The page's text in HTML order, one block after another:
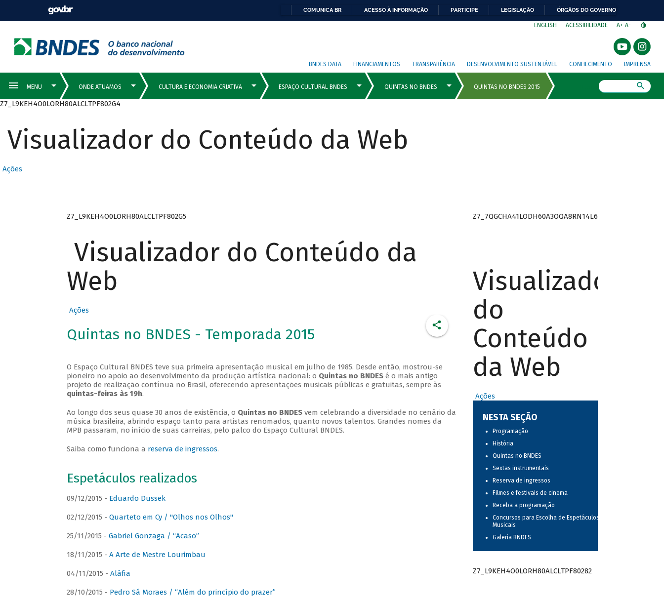
COMUNICA BR ACESSO À INFORMAÇÃO PARTICIPE LEGISLAÇÃO ÓRGÃOS DO GOVERNO
ENGLISH ACESSIBILIDADE A+ A-
BNDES DATA FINANCIAMENTOS TRANSPARÊNCIA DESENVOLVIMENTO SUSTENTÁVEL CONHECIMENTO IMPRENSA
Z7_L9KEH4O0LORH80ALCLTPF802G4
Visualizador do Conteúdo da Web
Ações
Z7_L9KEH4O0LORH80ALCLTPF802G5
Visualizador do Conteúdo da
Web
Ações
Quintas no BNDES - Temporada 2015
O Espaço Cultural BNDES teve sua primeira apresentação musical em julho de 1985. Desde então, mostrou-se
pioneiro no apoio ao desenvolvimento da produção artística nacional: o Quintas no BNDESé o mais antigo
projeto de realização contínua no Brasil, oferecendo apresentações musicais públicas e gratuitas, sempre às
quintas-feiras às 19h.
Ao longo dos seus quase 30 anos de existência, o Quintas no BNDESvem celebrando a diversidade no cenário da
música brasileira, abrindo espaço tanto para artistas renomados, quanto novos talentos. Grandes nomes da
MPB passaram, no início de suas carreiras, pelo palco do Espaço Cultural BNDES.
Saiba como funciona a reserva de ingressos.
Espetáculos realizados
09/12/2015 - Eduardo Dussek
02/12/2015 - Quarteto em Cy / "Olhos nos Olhos"
25/11/2015 - Gabriel Gonzaga / “Acaso”
18/11/2015 - A Arte de Mestre Lourimbau
04/11/2015 - Aláfia
28/10/2015 - Pedro Sá Moraes / “Além do princípio do prazer”
Z7_7QGCHA41LODH60A3OQA8RN14L6
Visualizador
do
Conteúdo
da Web
Ações
NESTA SEÇÃO
Programação
História
Quintas no BNDES
Sextas instrumentais
Reserva de ingressos
Filmes e festivais de cinema
Receba a programação
Concursos para Escolha de Espetáculos
Musicais
Galeria BNDES
Z7_L9KEH4O0LORH80ALCLTPF80282